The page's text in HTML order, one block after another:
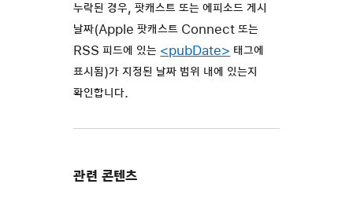
누락된 경우, 팟캐스트 또는 에피소드 게시
날짜(Apple 팟캐스트 Connect 또는
RSS 피드에 있는 <pubDate> 태그에
표시됨)가 지정된 날짜 범위 내에 있는지
확인합니다.
관련 콘텐츠